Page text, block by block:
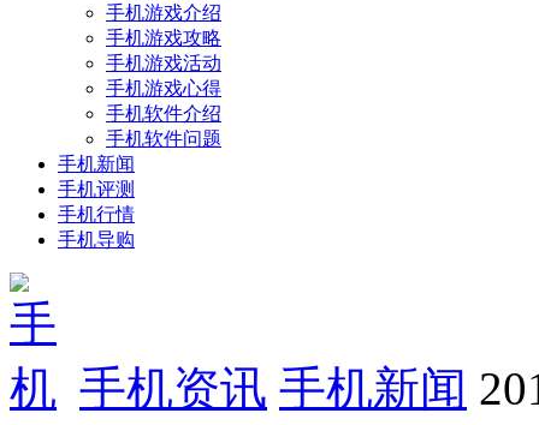
手机游戏介绍
手机游戏攻略
手机游戏活动
手机游戏心得
手机软件介绍
手机软件问题
手机新闻
手机评测
手机行情
手机导购
手机资讯 手机新闻